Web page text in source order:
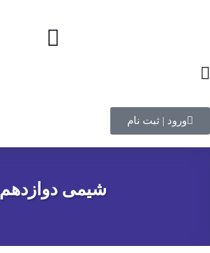
ورود | ثبت نام
شیمی دوازدهم